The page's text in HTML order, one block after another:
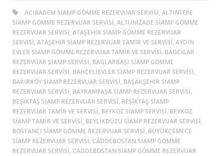
ACIBADEM SIAMP GÖMME REZERVUAR SERVISI, ALTINTEPE
SIAMP GÖMME REZERVUAR SERVISI, ALTUNİZADE SIAMP GÖMME
REZERVUAR SERVISI, ATAŞEHIR SIAMP GÖMME REZERVUAR
SERVISI, ATAŞEHIR SIAMP REZERVUAR TAMIR VE SERVISI, AYDIN
EVLER SIAMP GÖMME REZERVUAR TAMIR VE SERVISI, BAGCILAR
REZERVUAR SIAMP SERVISI, BAGLARBAŞI SIAMP GÖMME
REZERVUAR SERVISI, BAHCELIEVLER SIAMP REZERVUAR SERVISI,
BAKIRKÖY SIAMP REZERVUAR SERVISI, BAŞAKŞEHIR SIAMP
REZERVUAR SERVISI, BAYRAMPAŞA SIAMP REZERVUAR SERVISI,
BEŞİKTAŞ SIAMP REZERVUAR SERVISI, BEŞİKTAŞ SIAMP
REZERVUAR TAMIR VE SERVISI, BEYKOZ SIAMP SERVISI, BEYKOZ
SIAMP TAMIR VE SERVISI, BEYLIKDÜZÜ SIAMP REZERVUAR SERVISI,
BOSTANCI SIAMP GÖMME REZERVUAR SERVISI, BÜYÜKÇEMECE
SIAMP REZERVUAR SERVISI, CADDEBOSTAN SIAMP GÖMME
REZERVUAR SERVISI, CADDEBOSTAN SIAMP GÖMME REZERVUAR